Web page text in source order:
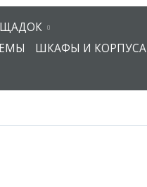
ШКАФЫ И КОРПУСА